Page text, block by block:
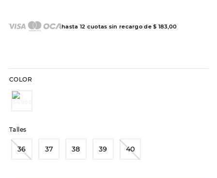
hasta 12 cuotas sin recargo de$ 183 ,00
COLOR
Talles
36 37 38 39 40